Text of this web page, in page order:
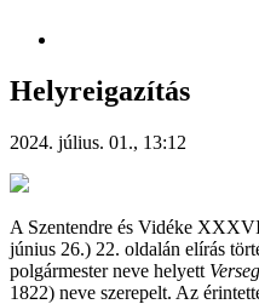
Helyreigazítás
2024. július. 01., 13:12
A Szentendre és Vidéke
június 26.) 22. oldalán elírás
polgármester neve helyett
1822) neve szerepelt. Az